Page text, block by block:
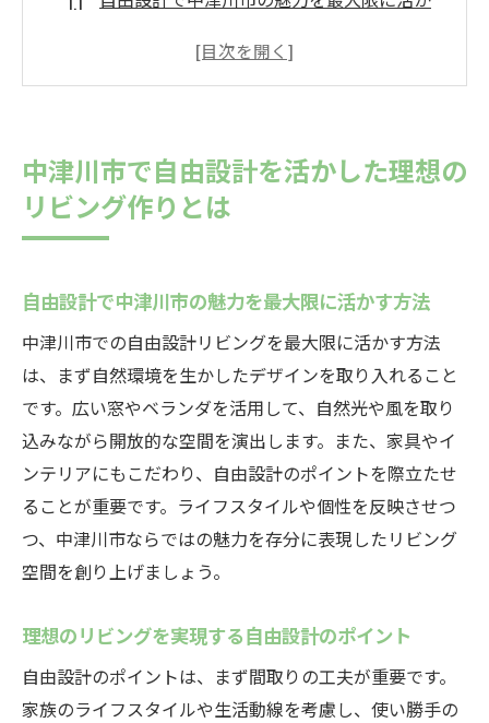
理想のリビングを実現する自由設計のポイ
イン
家族の共有スペースとしてのリビング設計
自由設計で実現するリビングのカスタマイ
中津川市での生活を豊かにする自由設計の
アイデア
自由設計で実現する開放感あふれる中津川市の
リビング
広がりを感じるリビング設計のコツ
大きな窓と自然光を取り入れた開放的な空
間作り
中津川市の自然と調和するオープンリビン
家族が集まるリビングを広く見せる自由設
計の工夫
リビングと庭の一体感を演出するデザイン
中津川市で自由設計を活かした理想の
リビング作りとは
自由設計で中津川市の魅力を最大限に活かす方法
中津川市での自由設計リビングを最大限に活かす方法
は、まず自然環境を生かしたデザインを取り入れること
です。広い窓やベランダを活用して、自然光や風を取り
込みながら開放的な空間を演出します。また、家具やイ
ンテリアにもこだわり、自由設計のポイントを際立たせ
ることが重要です。ライフスタイルや個性を反映させつ
つ、中津川市ならではの魅力を存分に表現したリビング
空間を創り上げましょう。
理想のリビングを実現する自由設計のポイント
自由設計のポイントは、まず間取りの工夫が重要です。
家族のライフスタイルや生活動線を考慮し、使い勝手の